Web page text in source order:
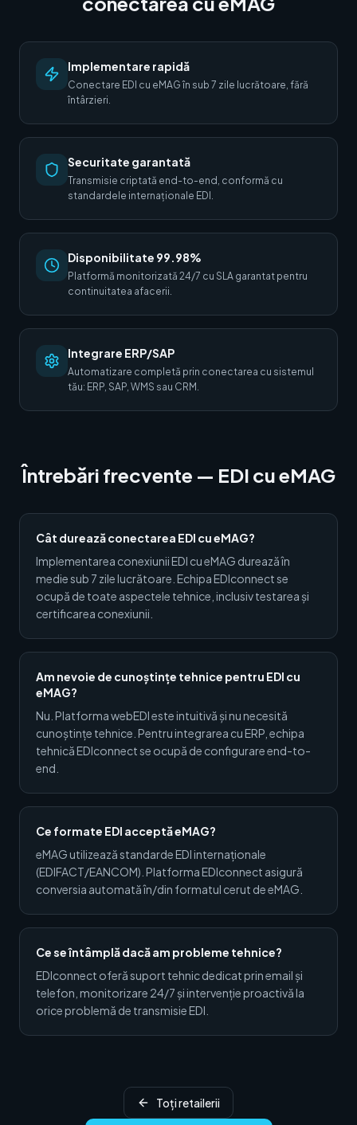
Implementare rapidă
Conectare EDI cu eMAG în sub 7 zile lucrătoare, fără
întârzieri.
Securitate garantată
Transmisie criptată end-to-end, conformă cu
standardele internaționale EDI.
Disponibilitate 99.98%
Platformă monitorizată 24/7 cu SLA garantat pentru
continuitatea afacerii.
Integrare ERP/SAP
Automatizare completă prin conectarea cu sistemul
tău: ERP, SAP, WMS sau CRM.
Întrebări frecvente — EDI cu eMAG
Cât durează conectarea EDI cu eMAG?
Implementarea conexiunii EDI cu eMAG durează în
medie sub 7 zile lucrătoare. Echipa EDIconnect se
ocupă de toate aspectele tehnice, inclusiv testarea și
certificarea conexiunii.
Am nevoie de cunoștințe tehnice pentru EDI cu
eMAG?
Nu. Platforma webEDI este intuitivă și nu necesită
cunoștințe tehnice. Pentru integrarea cu ERP, echipa
tehnică EDIconnect se ocupă de configurare end-to-
end.
Ce formate EDI acceptă eMAG?
eMAG utilizează standarde EDI internaționale
(EDIFACT/EANCOM). Platforma EDIconnect asigură
conversia automată în/din formatul cerut de eMAG.
Ce se întâmplă dacă am probleme tehnice?
EDIconnect oferă suport tehnic dedicat prin email și
telefon, monitorizare 24/7 și intervenție proactivă la
orice problemă de transmisie EDI.
Toți retailerii